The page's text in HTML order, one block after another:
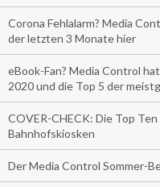
Corona Fehlalarm? Media
der letzten 3 Monate hier
eBook-Fan? Media Control
2020 und die Top 5 der
COVER-CHECK: Die Top
Bahnhofskiosken
Der Media Control Sommer-